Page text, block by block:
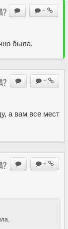
+
была.
+
а вам все мест
+